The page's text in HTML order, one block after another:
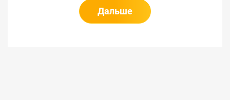
Дальше